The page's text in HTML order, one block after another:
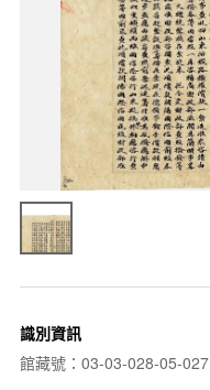
識別資訊
館藏號：03-03-028-05-027